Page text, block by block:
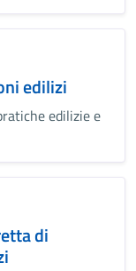
edilizi
edilizie e
di